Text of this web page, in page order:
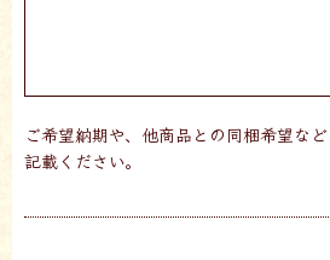
ご希望納期や、他商品との同梱希望な
記載ください。